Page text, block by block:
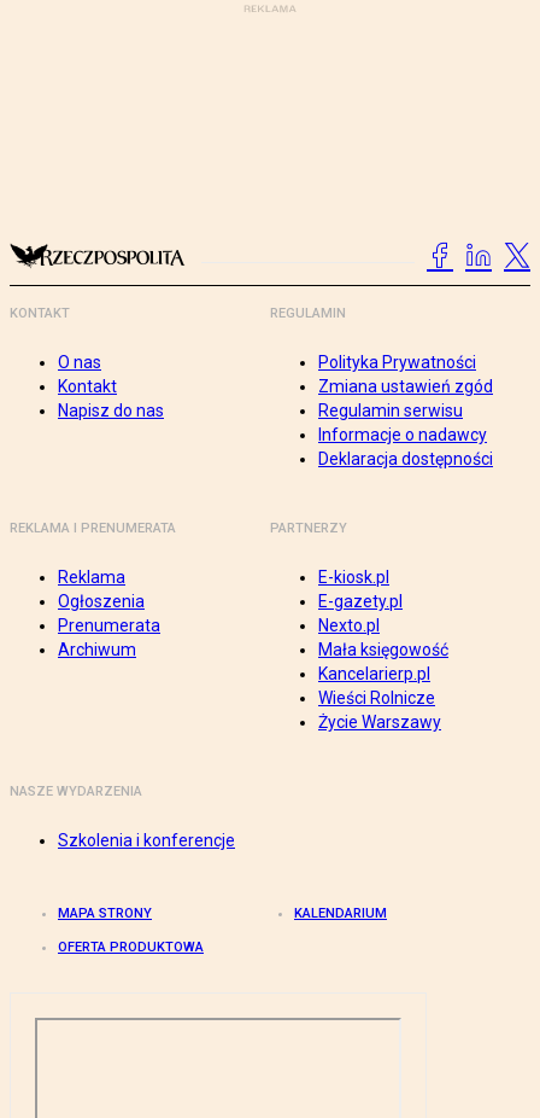
KONTAKT
O nas
Kontakt
Napisz do nas
REGULAMIN
Polityka Prywatności
Zmiana ustawień zgód
Regulamin serwisu
Informacje o nadawcy
Deklaracja dostępności
REKLAMA I PRENUMERATA
Reklama
Ogłoszenia
Prenumerata
Archiwum
PARTNERZY
E-kiosk.pl
E-gazety.pl
Nexto.pl
Mała księgowość
Kancelarierp.pl
Wieści Rolnicze
Życie Warszawy
NASZE WYDARZENIA
Szkolenia i konferencje
MAPA STRONY KALENDARIUM
OFERTA PRODUKTOWA